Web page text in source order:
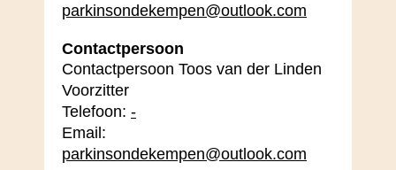
parkinsondekempen@outlook.com
Contactpersoon
Contactpersoon Toos van der Linden
Voorzitter
Telefoon: -
Email:
parkinsondekempen@outlook.com